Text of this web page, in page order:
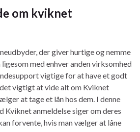
om kviknet
der giver hurtige og nemme
med enhver anden virksomhed
vigtige for at have et godt
vigtigt at vide alt om Kviknet
at tage et lån hos dem. I denne
Kviknet anmeldelse siger om deres
forvente, hvis man vælger at låne